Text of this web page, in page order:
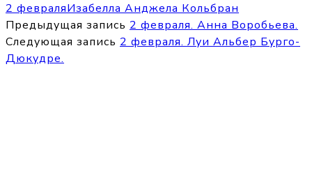
2 февраляИзабелла Анджела Кольбран
Предыдущая запись 2 февраля. Анна Воробьева.
Следующая запись 2 февраля. Луи Альбер Бурго-
Дюкудре.